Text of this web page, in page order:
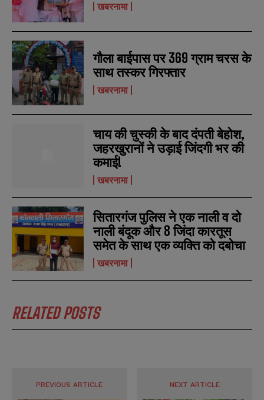
खबरनामा
गौला बाईपास पर 369 ग्राम चरस के
साथ तस्कर गिरफ्तार
खबरनामा
चाय की चुस्की के बाद दंपती बेहोश,
जहरखुरानों ने उड़ाई जिंदगी भर की
कमाई!
खबरनामा
सितारगंज पुलिस ने एक नाली व दो
नाली बंदूक और 8 जिंदा कारतूस
समेत के साथ एक व्यक्ति को दबोचा
खबरनामा
RELATED POSTS
PREVIOUS ARTICLE NEXT ARTICLE